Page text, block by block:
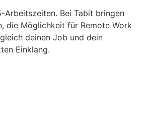
Bei Tabit bringen
die Möglichkeit für Remote Work
deinen Job und dein
Einklang.